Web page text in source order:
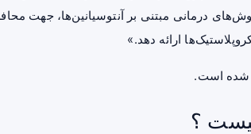
درمانی مبتنی بر آنتوسیانین‌ها، جهت
ارائه دهد.»
؟